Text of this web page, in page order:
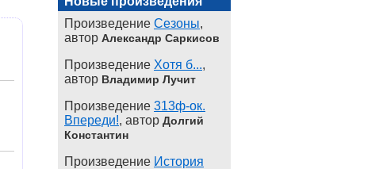
Произведение Сезоны,
автор Александр Саркисов
Произведение Хотя б...,
автор Владимир Лучит
Произведение 313ф-ок.
Впереди!, автор Долгий
Константин
Произведение История